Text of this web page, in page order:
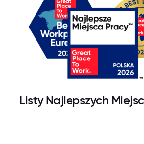
Listy Najlepszych